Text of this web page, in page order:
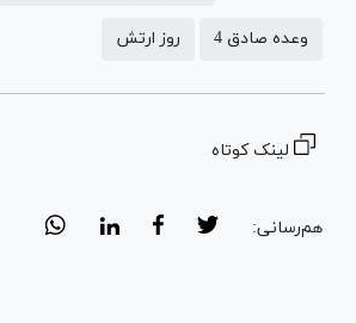
وعده صادق 4 روز ارتش
لینک کوتاه
هم‌رسانی: